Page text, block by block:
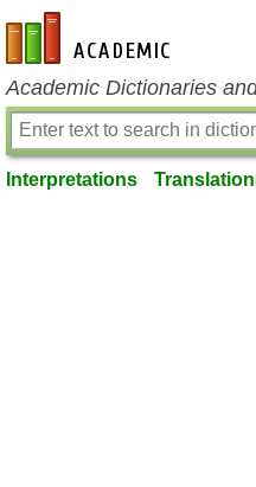
en-academic.com
Academic Dictionaries
Interpretations